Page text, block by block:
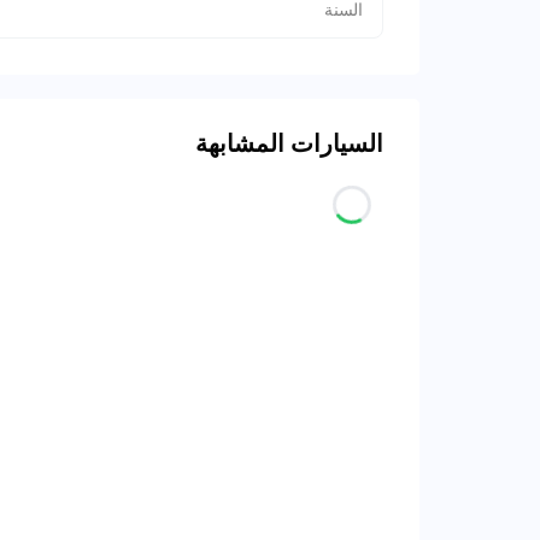
السنة
السيارات المشابهة